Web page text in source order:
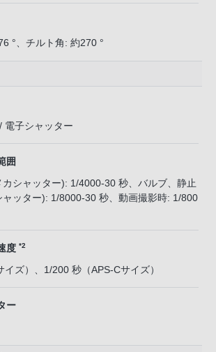
°、チルト角: 約270 °
電子シャッター
囲
シャッター): 1/4000-30 秒、バルブ、静止
ャッター): 1/8000-30 秒、動画撮影時: 1/800
度 *2
ズ）、1/200 秒（APS-Cサイズ）
ー